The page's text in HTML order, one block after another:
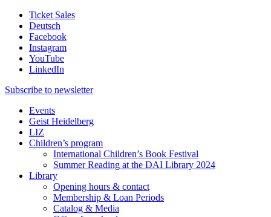
Ticket Sales
Deutsch
Facebook
Instagram
YouTube
LinkedIn
Subscribe to newsletter
Events
Geist Heidelberg
LIZ
Children’s program
International Children’s Book Festival
Summer Reading at the DAI Library 2024
Library
Opening hours & contact
Membership & Loan Periods
Catalog & Media